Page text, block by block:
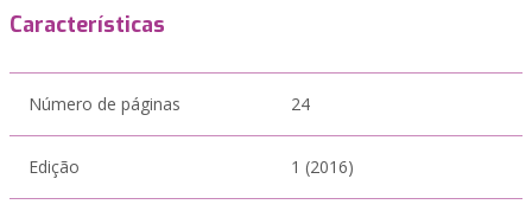
Características
Número de páginas 24
Edição 1 (2016)